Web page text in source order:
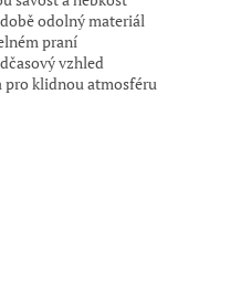
odolný materiál
praní
vzhled
pro klidnou atmosféru